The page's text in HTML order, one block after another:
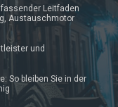
Leitfaden
Austauschmotor
und
So bleiben Sie in der